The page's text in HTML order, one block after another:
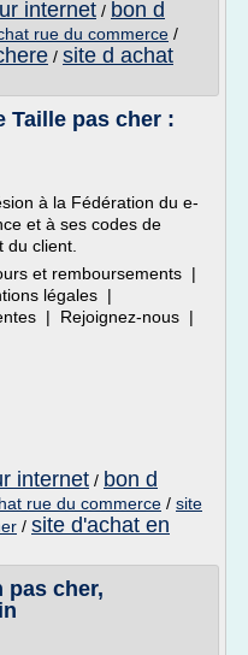
internet / bon d
rue du commerce /
/ site d achat
Taille pas cher :
à la Fédération du e-
et à ses codes de
client.
et remboursements |
légales |
| Rejoignez-nous |
internet / bon d
rue du commerce / site
/ site d'achat en
pas cher,